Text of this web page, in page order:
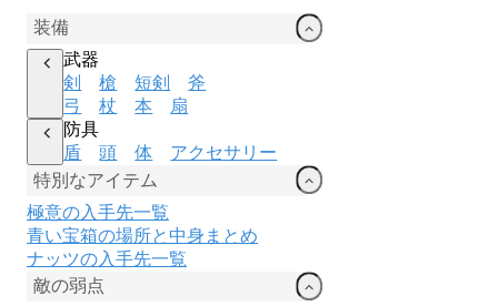
装備
武器
剣
槍 短剣
斧
弓
杖 本
扇
防具
盾
頭 体
アクセサリー
特別なアイテム
極意の入手先一覧
青い宝箱の場所と中身まとめ
ナッツの入手先一覧
敵の弱点